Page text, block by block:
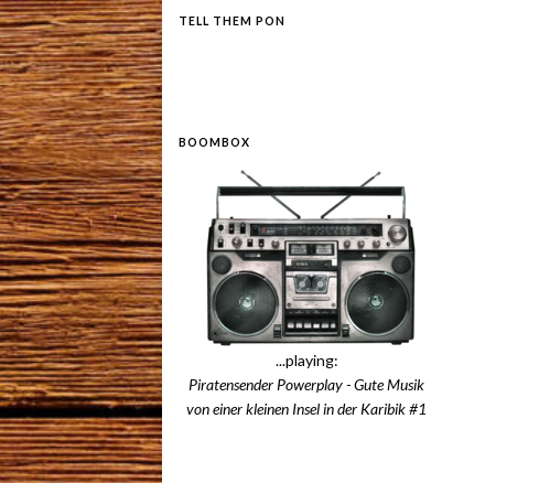
TELL THEM PON
BOOMBOX
...playing:
Piratensender Powerplay - Gute Musik
von einer kleinen Insel in der Karibik #1